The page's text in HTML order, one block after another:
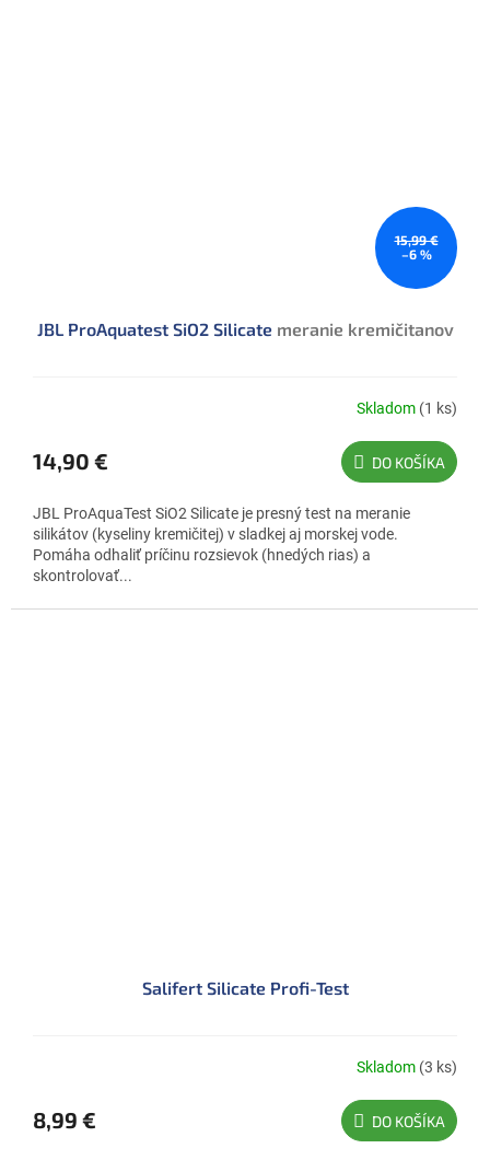
15,99 €
–6 %
JBL ProAquatest SiO2 Silicate meranie kremičitanov
Skladom (1 ks)
14,90 € DO KOŠÍKA
JBL ProAquaTest SiO2 Silicate je presný test na meranie
silikátov (kyseliny kremičitej) v sladkej aj morskej vode.
Pomáha odhaliť príčinu rozsievok (hnedých rias) a
skontrolovať...
Salifert Silicate Profi-Test
Skladom (3 ks)
8,99 € DO KOŠÍKA